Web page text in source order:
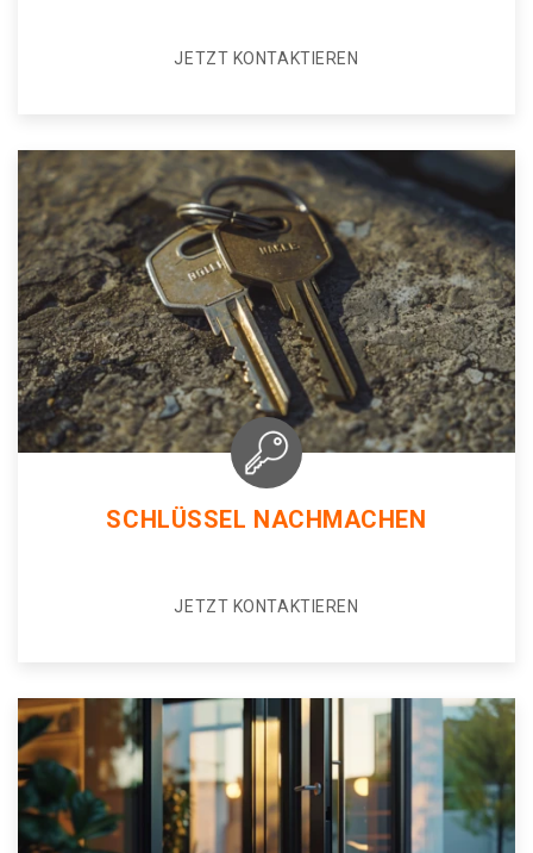
JETZT KONTAKTIEREN
SCHLÜSSEL NACHMACHEN
JETZT KONTAKTIEREN